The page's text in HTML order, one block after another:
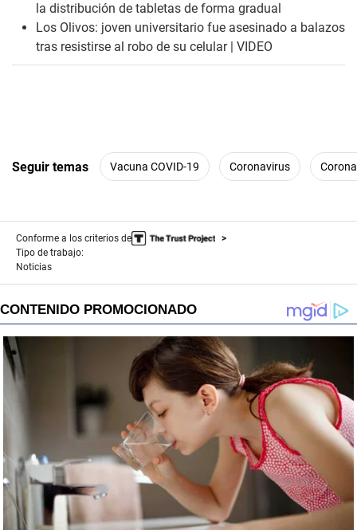
la distribución de tabletas de forma gradual
Los Olivos: joven universitario fue asesinado a balazos
tras resistirse al robo de su celular | VIDEO
Seguir temas Vacuna COVID-19 Coronavirus
Conforme a los criterios de
Tipo de trabajo:
Noticias